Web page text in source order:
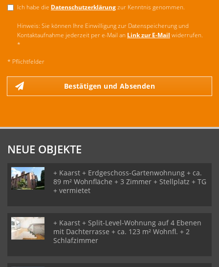
Ich habe die Datenschutzerklärungzur Kenntnis genommen.
Hinweis: Sie können Ihre Einwilligung zur Datenspeicherung und
Kontaktaufnahme jederzeit per e-Mail an Link zur E-Mail widerrufen.
*
* Pflichtfelder
Bestätigen und Absenden
NEUE OBJEKTE
+ Kaarst + Erdgeschoss-Gartenwohnung + ca.
89 m² Wohnfläche + 3 Zimmer + Stellplatz + TG
+ vermietet
+ Kaarst + Split-Level-Wohnung auf 4 Ebenen
mit Dachterrasse + ca. 123 m² Wohnfl. + 2
Schlafzimmer